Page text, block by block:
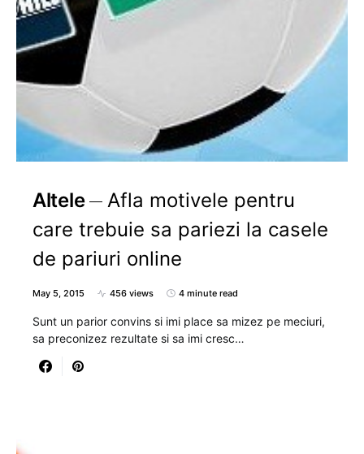
Altele
Afla motivele pentru
care trebuie sa pariezi la casele
de pariuri online
May 5, 2015 456 views 4 minute read
Sunt un parior convins si imi place sa mizez pe meciuri,
sa preconizez rezultate si sa imi cresc…